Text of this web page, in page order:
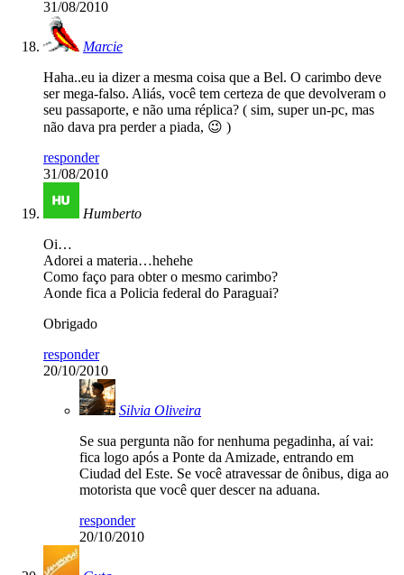
31/08/2010
Marcie
Haha..eu ia dizer a mesma coisa que a Bel. O carimbo deve
ser mega-falso. Aliás, você tem certeza de que devolveram o
seu passaporte, e não uma réplica? ( sim, super un-pc, mas
não dava pra perder a piada, 😉 )
responder
31/08/2010
Humberto
Oi…
Adorei a materia…hehehe
Como faço para obter o mesmo carimbo?
Aonde fica a Policia federal do Paraguai?
Obrigado
responder
20/10/2010
Silvia Oliveira
Se sua pergunta não for nenhuma pegadinha, aí vai:
fica logo após a Ponte da Amizade, entrando em
Ciudad del Este. Se você atravessar de ônibus, diga ao
motorista que você quer descer na aduana.
responder
20/10/2010